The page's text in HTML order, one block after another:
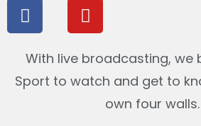
With live broadcasting, we
Sport to watch and get to
own four walls.